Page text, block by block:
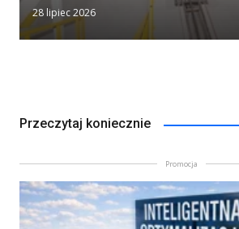
28 lipiec 2026
Przeczytaj koniecznie
Promocja